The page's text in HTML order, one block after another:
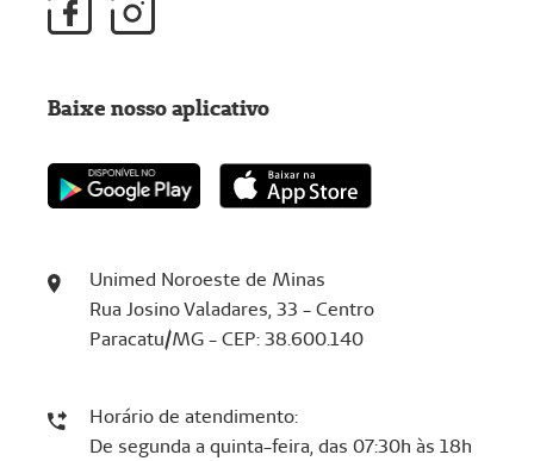
Unimed Noroeste de Minas
Rua Josino Valadares, 33 - Centro
Paracatu/MG - CEP: 38.600.140
Horário de atendimento:
De segunda a quinta-feira, das 07:30h às 18h
Baixe nosso aplicativo